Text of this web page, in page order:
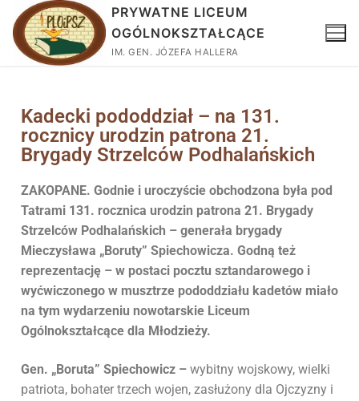
PRYWATNE LICEUM
OGÓLNOKSZTAŁCĄCE
IM. GEN. JÓZEFA HALLERA
Kadecki pododdział – na 131.
rocznicy urodzin patrona 21.
Brygady Strzelców Podhalańskich
ZAKOPANE. Godnie i uroczyście obchodzona była pod
Tatrami 131. rocznica urodzin patrona 21. Brygady
Strzelców Podhalańskich – generała brygady
Mieczysława „Boruty” Spiechowicza. Godną też
reprezentację – w postaci pocztu sztandarowego i
wyćwiczonego w musztrze pododdziału kadetów miało
na tym wydarzeniu nowotarskie Liceum
Ogólnokształcące dla Młodzieży.
Gen. „Boruta” Spiechowicz – wybitny wojskowy, wielki
patriota, bohater trzech wojen, zasłużony dla Ojczyzny i